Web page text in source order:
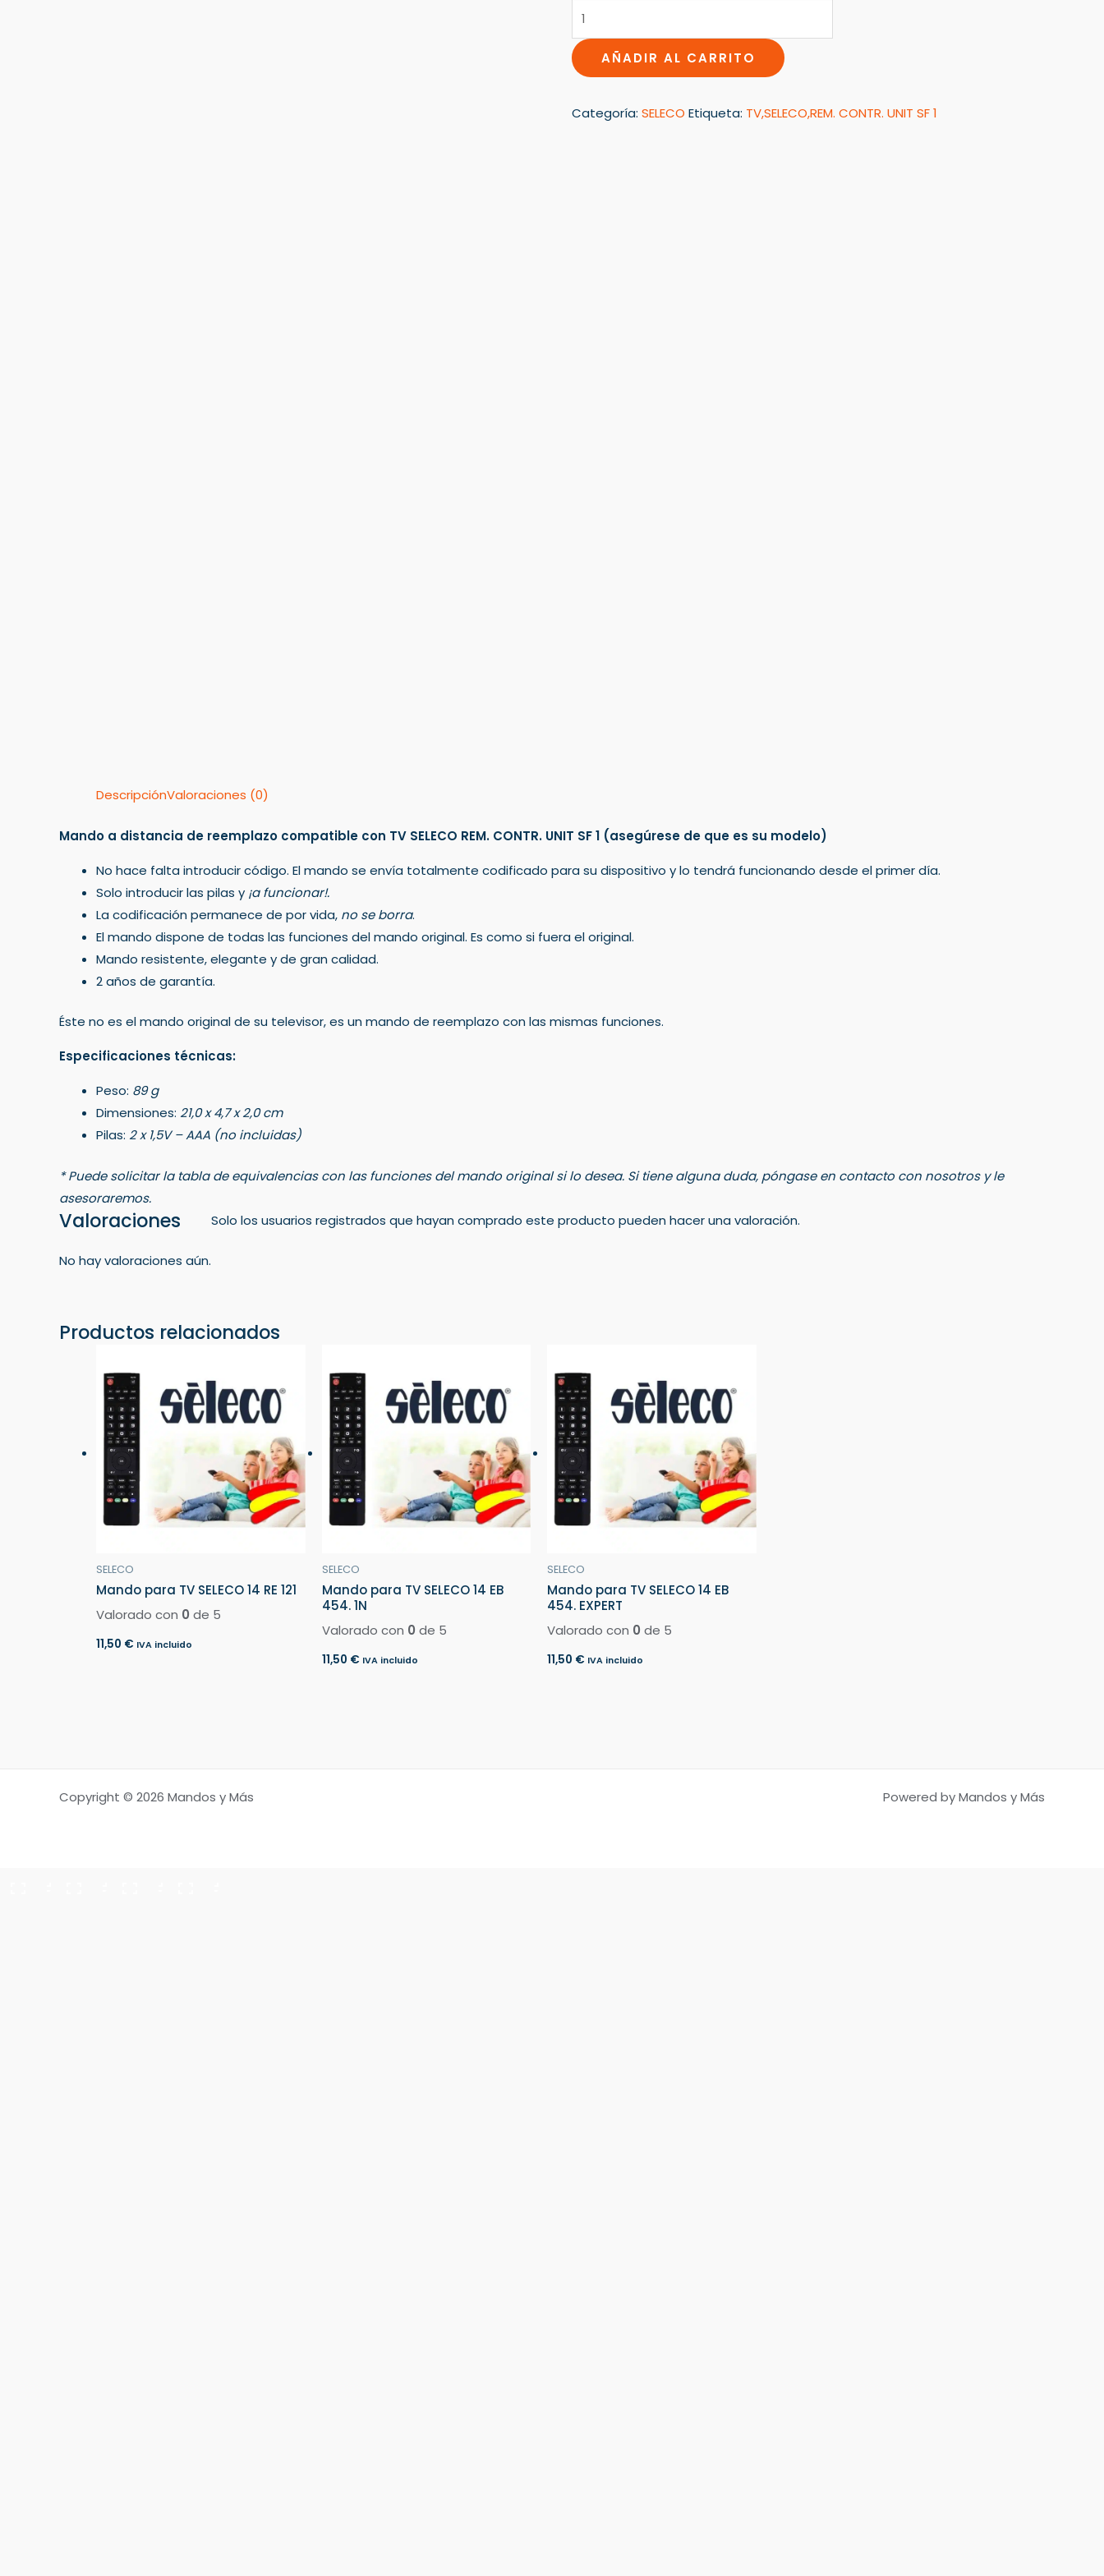
cantidad
AÑADIR AL CARRITO
Categoría: SELECO Etiqueta: TV,SELECO,REM. CONTR. UNIT SF 1
DescripciónValoraciones (0)
Mando a distancia de reemplazo compatible con TV SELECO REM. CONTR. UNIT SF 1 (asegúrese de que es su modelo)
No hace falta introducir código. El mando se envía totalmente codificado para su dispositivo y lo tendrá funcionando desde el primer día.
Solo introducir las pilas y ¡a funcionar!.
La codificación permanece de por vida, no se borra.
El mando dispone de todas las funciones del mando original. Es como si fuera el original.
Mando resistente, elegante y de gran calidad.
2 años de garantía.
Éste no es el mando original de su televisor, es un mando de reemplazo con las mismas funciones.
Especificaciones técnicas:
Peso: 89 g
Dimensiones: 21,0 x 4,7 x 2,0 cm
Pilas: 2 x 1,5V – AAA (no incluidas)
* Puede solicitar la tabla de equivalencias con las funciones del mando original si lo desea. Si tiene alguna duda, póngase en contacto con nosotros y le
asesoraremos.
Valoraciones
No hay valoraciones aún.
Solo los usuarios registrados que hayan comprado este producto pueden hacer una valoración.
Productos relacionados
SELECO
Mando para TV SELECO 14 RE 121
Valorado con 0 de 5
11,50 € IVA incluido
SELECO
Mando para TV SELECO 14 EB
454. 1N
Valorado con 0 de 5
11,50 € IVA incluido
SELECO
Mando para TV SELECO 14 EB
454. EXPERT
Valorado con 0 de 5
11,50 € IVA incluido
Copyright © 2026 Mandos y Más Powered by Mandos y Más